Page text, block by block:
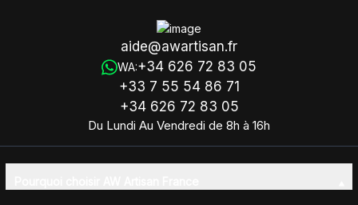
aide@awartisan.fr
WA:+34 626 72 83 05
+33 7 55 54 86 71
+34 626 72 83 05
Du Lundi Au Vendredi de 8h à 16h